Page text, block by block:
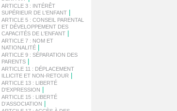
ARTICLE 3 : INTÉRÊT
SUPÉRIEUR DE L'ENFANT
ARTICLE 5 : CONSEIL PARENTAL
ET DÉVELOPPEMENT DES
CAPACITÉS DE L'ENFANT
ARTICLE 7 : NOM ET
NATIONALITÉ
ARTICLE 9 : SÉPARATION DES
PARENTS
ARTICLE 11 : DÉPLACEMENT
ILLICITE ET NON-RETOUR
ARTICLE 13 : LIBERTÉ
D'EXPRESSION
ARTICLE 15 : LIBERTÉ
D’ASSOCIATION